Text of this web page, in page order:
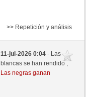
>> Repetición y análisis
11-jul-2026 0:04- Las
blancas se han rendido ,
Las negras ganan